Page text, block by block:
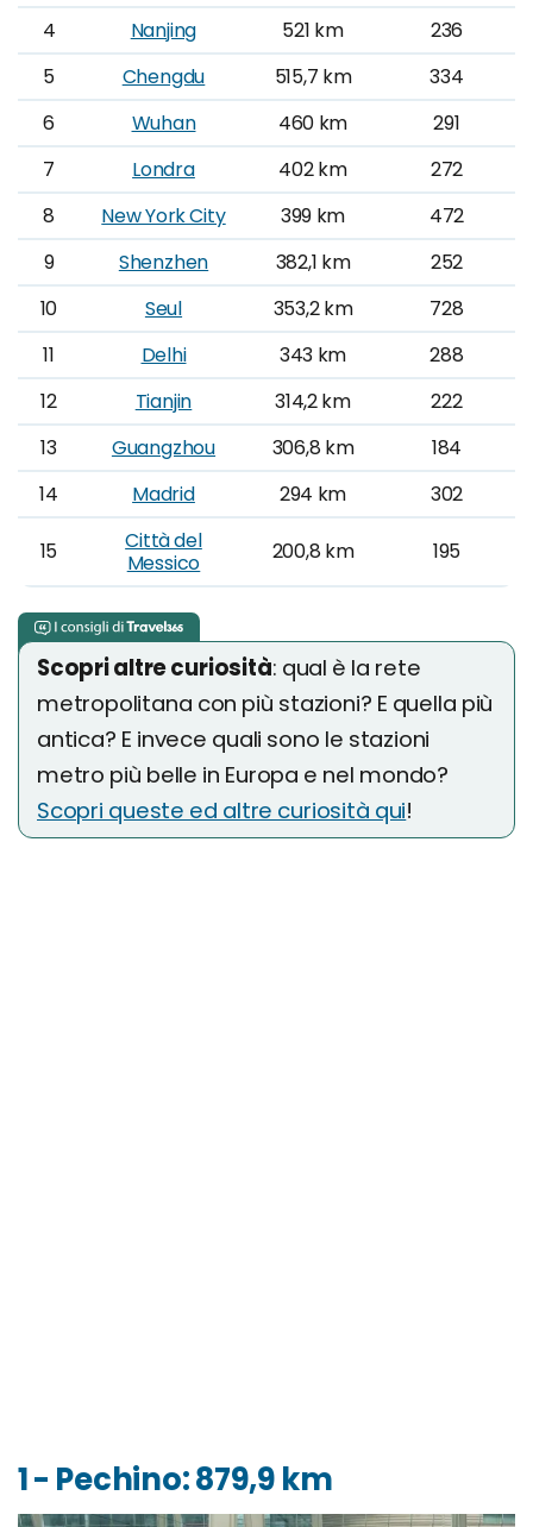
4
Nanjing 521 km
236
5
Chengdu 515,7 km
334
6
Wuhan 460 km
291
7
Londra 402 km
272
8
New York City 399 km
472
9
Shenzhen 382,1 km
252
10
Seul 353,2 km
728
11
Delhi 343 km
288
12
Tianjin 314,2 km
222
13
Guangzhou 306,8 km
184
14
Madrid 294 km 302
15
Città del
Messico
200,8 km 195
Scopri altre curiosità: qual è la rete
metropolitana con più stazioni? E quella più
antica? E invece quali sono le stazioni
metro più belle in Europa e nel mondo?
Scopri queste ed altre curiosità qui!
1 - Pechino: 879,9 km